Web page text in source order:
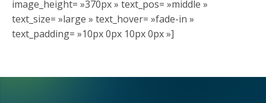
image_height= »370px » text_pos= »middle »
text_size= »large » text_hover= »fade-in »
text_padding= »10px 0px 10px 0px »]